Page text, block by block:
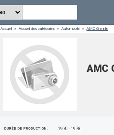
Accueil » Accueil des catégories » Automobile » AMC Gremlin
AMC
DURÉE DE PRODUCTION : 1970 - 1978